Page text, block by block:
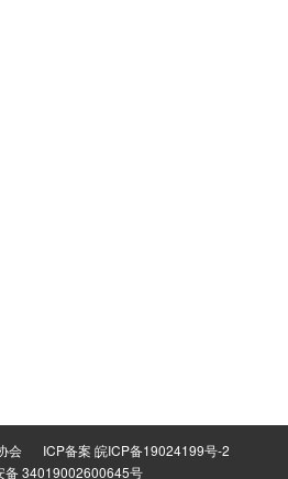
会
ICP备案 皖ICP备19024199号-2
备 34019002600645号